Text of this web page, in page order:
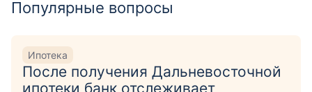
Популярные вопросы
Ипотека
После получения Дальневосточной
ипотеки банк отслеживает